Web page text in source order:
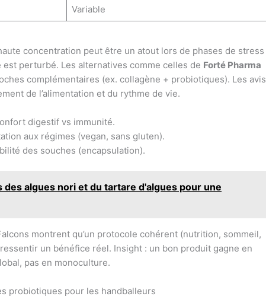
Variable
concentration peut être un atout lors de phases de stress
perturbé. Les alternatives comme celles de Forté Pharma
complémentaires (ex. collagène + probiotiques). Les avis
de l’alimentation et du rythme de vie.
digestif vs immunité.
aux régimes (vegan, sans gluten).
des souches (encapsulation).
algues nori et du tartare d'algues pour une
montrent qu’un protocole cohérent (nutrition, sommeil,
un bénéfice réel. Insight : un bon produit gagne en
pas en monoculture.
probiotiques pour les handballeurs